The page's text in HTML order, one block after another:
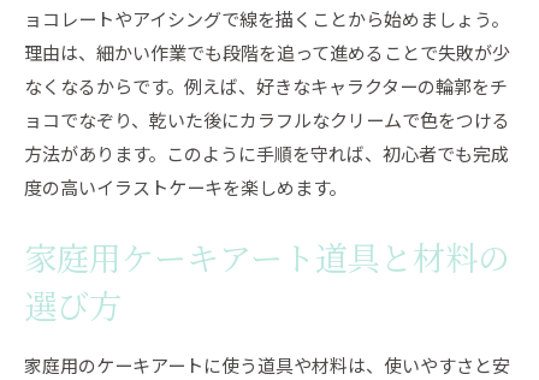
ョコレートやアイシングで線を描くことから始めましょう。
理由は、細かい作業でも段階を追って進めることで失敗が少
なくなるからです。例えば、好きなキャラクターの輪郭をチ
ョコでなぞり、乾いた後にカラフルなクリームで色をつける
方法があります。このように手順を守れば、初心者でも完成
度の高いイラストケーキを楽しめます。
家庭用ケーキアート道具と材料の
選び方
家庭用のケーキアートに使う道具や材料は、使いやすさと安